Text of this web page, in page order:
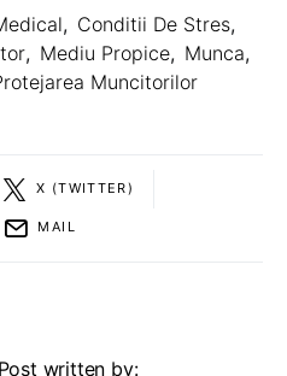
, Conditii De Stres,
, Mediu Propice, Munca,
Muncitorilor
X (TWITTER)
MAIL
Post written by: